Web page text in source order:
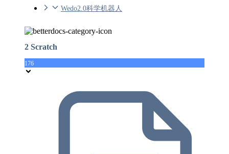
Wedo2.0科学机器人
2 Scratch
176